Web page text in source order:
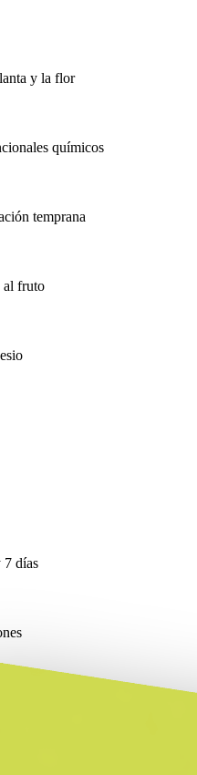
y la flor
químicos
temprana
al fruto
7 días